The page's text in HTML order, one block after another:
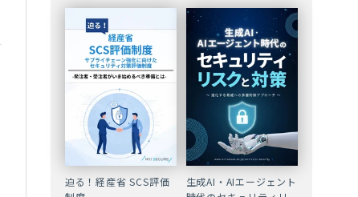
迫る！経産省 SCS評価
生成AI・AIエージェント